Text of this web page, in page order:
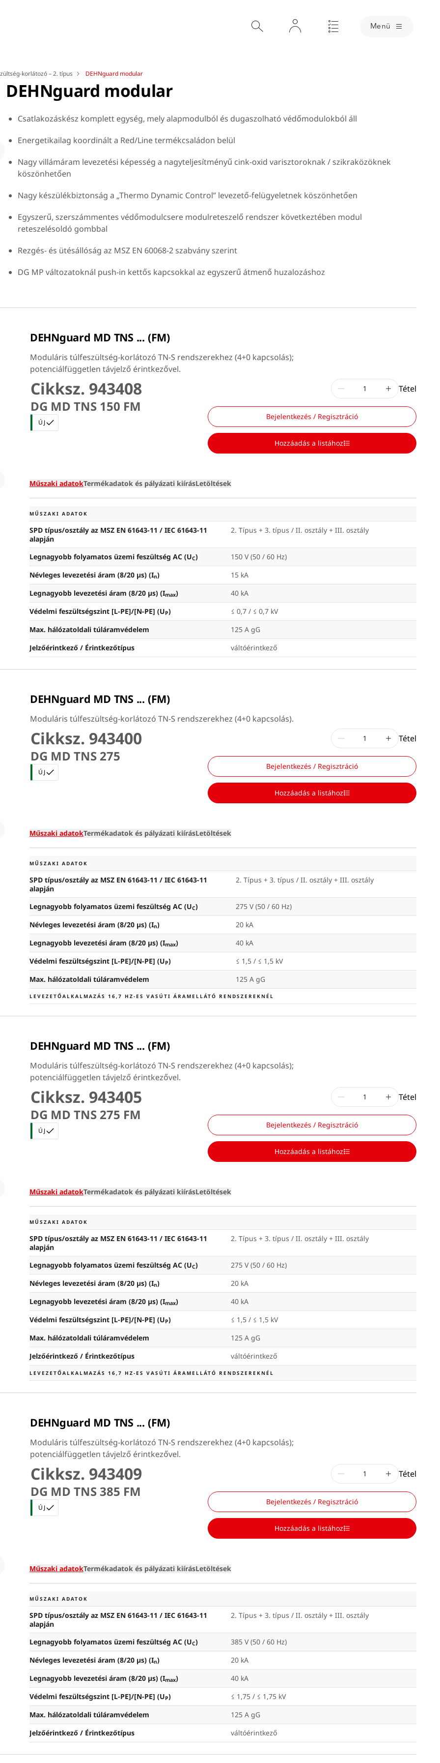
Menü
korlátozó – 2. típus DEHNguard modular
Loading
3+1 kapcsolás megemelt villámáram-levezetési képességgel 4 x 20 kA =
DEHNguard modular
Csatlakozáskész komplett egység, mely alapmodulból és dugaszolható védőmodulokból áll
Energetikailag koordinált a Red/Line termékcsaládon belül
Nagy villámáram levezetési képesség a nagyteljesítményű cink-oxid varisztoroknak / szikraközöknek
köszönhetően
Nagy készülékbiztonság a „Thermo Dynamic Control” levezető-felügyeletnek köszönhetően
Egyszerű, szerszámmentes védőmodulcsere modulreteszelő rendszer következtében modul
reteszelésoldó gombbal
Rezgés- és ütésállóság az MSZ EN 60068-2 szabvány szerint
DG MP változatoknál push-in kettős kapcsokkal az egyszerű átmenő huzalozáshoz
DEHNguard MD TNS ... (FM)
Moduláris túlfeszültség-korlátozó TN-S rendszerekhez (4+0 kapcsolás);
potenciálfüggetlen távjelző érintkezővel.
Cikksz. 943408
DG MD TNS 150 FM
ÚJ
Loading
Tétel
Bejelentkezés / Regisztráció
Hozzáadás a listához
Műszaki adatokTermékadatok és pályázati kiírásLetöltések
MŰSZAKI ADATOK
SPD típus/osztály az MSZ EN 61643-11 / IEC 61643-11
alapján
2. Típus + 3. típus / II. osztály + III. osztály
Legnagyobb folyamatos üzemi feszültség AC (UC)
150 V (50 / 60 Hz)
Névleges levezetési áram (8/20 µs) (In)
15 kA
Legnagyobb levezetési áram (8/20 µs) (Imax)
40 kA
Védelmi feszültségszint [L-PE]/[N-PE] (UP)
≤ 0,7 / ≤ 0,7 kV
Max. hálózatoldali túláramvédelem
125 A gG
Jelzőérintkező / Érintkezőtípus
váltóérintkező
DEHNguard MD TNS ... (FM)
Moduláris túlfeszültség-korlátozó TN-S rendszerekhez (4+0 kapcsolás).
Cikksz. 943400
DG MD TNS 275
ÚJ
Loading
Tétel
Bejelentkezés / Regisztráció
Hozzáadás a listához
Műszaki adatokTermékadatok és pályázati kiírásLetöltések
MŰSZAKI ADATOK
SPD típus/osztály az MSZ EN 61643-11 / IEC 61643-11
alapján
2. Típus + 3. típus / II. osztály + III. osztály
Legnagyobb folyamatos üzemi feszültség AC (UC)
275 V (50 / 60 Hz)
Névleges levezetési áram (8/20 µs) (In)
20 kA
Legnagyobb levezetési áram (8/20 µs) (Imax)
40 kA
Védelmi feszültségszint [L-PE]/[N-PE] (UP)
≤ 1,5 / ≤ 1,5 kV
Max. hálózatoldali túláramvédelem
125 A gG
LEVEZETŐALKALMAZÁS 16,7 HZ-ES VASÚTI ÁRAMELLÁTÓ RENDSZEREKNÉL
DEHNguard MD TNS ... (FM)
Moduláris túlfeszültség-korlátozó TN-S rendszerekhez (4+0 kapcsolás);
potenciálfüggetlen távjelző érintkezővel.
Cikksz. 943405
DG MD TNS 275 FM
ÚJ
Loading
Tétel
Bejelentkezés / Regisztráció
Hozzáadás a listához
Műszaki adatokTermékadatok és pályázati kiírásLetöltések
MŰSZAKI ADATOK
SPD típus/osztály az MSZ EN 61643-11 / IEC 61643-11
alapján
2. Típus + 3. típus / II. osztály + III. osztály
Legnagyobb folyamatos üzemi feszültség AC (UC)
275 V (50 / 60 Hz)
Névleges levezetési áram (8/20 µs) (In)
20 kA
Legnagyobb levezetési áram (8/20 µs) (Imax)
40 kA
Védelmi feszültségszint [L-PE]/[N-PE] (UP)
≤ 1,5 / ≤ 1,5 kV
Max. hálózatoldali túláramvédelem
125 A gG
Jelzőérintkező / Érintkezőtípus
váltóérintkező
LEVEZETŐALKALMAZÁS 16,7 HZ-ES VASÚTI ÁRAMELLÁTÓ RENDSZEREKNÉL
DEHNguard MD TNS ... (FM)
Moduláris túlfeszültség-korlátozó TN-S rendszerekhez (4+0 kapcsolás);
potenciálfüggetlen távjelző érintkezővel.
Cikksz. 943409
DG MD TNS 385 FM
ÚJ
Loading
Tétel
Bejelentkezés / Regisztráció
Hozzáadás a listához
Műszaki adatokTermékadatok és pályázati kiírásLetöltések
MŰSZAKI ADATOK
SPD típus/osztály az MSZ EN 61643-11 / IEC 61643-11
alapján
2. Típus + 3. típus / II. osztály + III. osztály
Legnagyobb folyamatos üzemi feszültség AC (UC)
385 V (50 / 60 Hz)
Névleges levezetési áram (8/20 µs) (In)
20 kA
Legnagyobb levezetési áram (8/20 µs) (Imax)
40 kA
Védelmi feszültségszint [L-PE]/[N-PE] (UP)
≤ 1,75 / ≤ 1,75 kV
Max. hálózatoldali túláramvédelem
125 A gG
Jelzőérintkező / Érintkezőtípus
váltóérintkező